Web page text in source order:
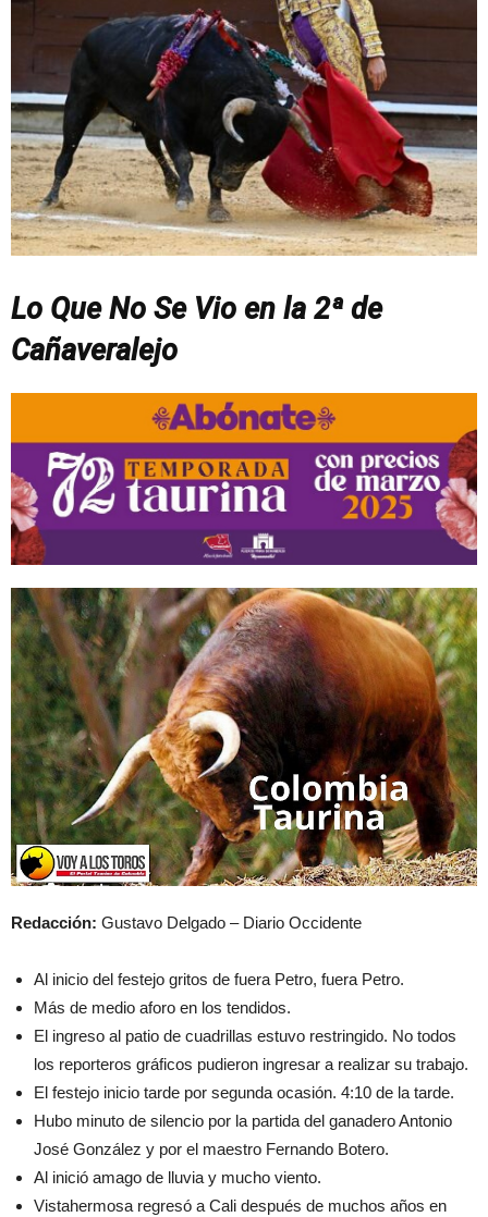
Lo Que No Se Vio en la 2ª de
Cañaveralejo
Redacción: Gustavo Delgado – Diario Occidente
Al inicio del festejo gritos de fuera Petro, fuera Petro.
Más de medio aforo en los tendidos.
El ingreso al patio de cuadrillas estuvo restringido. No todos
los reporteros gráficos pudieron ingresar a realizar su trabajo.
El festejo inicio tarde por segunda ocasión. 4:10 de la tarde.
Hubo minuto de silencio por la partida del ganadero Antonio
José González y por el maestro Fernando Botero.
Al inició amago de lluvia y mucho viento.
Vistahermosa regresó a Cali después de muchos años en